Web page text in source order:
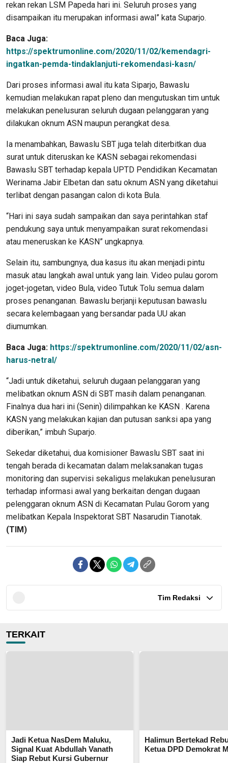
rekan rekan LSM Papeda hari ini. Seluruh proses yang
disampaikan itu merupakan informasi awal” kata Suparjo.
Baca Juga:
https://spektrumonline.com/2020/11/02/kemendagri-
ingatkan-pemda-tindaklanjuti-rekomendasi-kasn/
Dari proses informasi awal itu kata Siparjo, Bawaslu
kemudian melakukan rapat pleno dan mengutuskan tim untuk
melakukan penelusuran seluruh dugaan pelanggaran yang
dilakukan oknum ASN maupun perangkat desa.
Ia menambahkan, Bawaslu SBT juga telah diterbitkan dua
surat untuk diteruskan ke KASN sebagai rekomendasi
Bawaslu SBT terhadap kepala UPTD Pendidikan Kecamatan
Werinama Jabir Elbetan dan satu oknum ASN yang diketahui
terlibat dengan pasangan calon di kota Bula.
“Hari ini saya sudah sampaikan dan saya perintahkan staf
pendukung saya untuk menyampaikan surat rekomendasi
atau meneruskan ke KASN” ungkapnya.
Selain itu, sambungnya, dua kasus itu akan menjadi pintu
masuk atau langkah awal untuk yang lain. Video pulau gorom
joget-jogetan, video Bula, video Tutuk Tolu semua dalam
proses penanganan. Bawaslu berjanji keputusan bawaslu
secara kelembagaan yang bersandar pada UU akan
diumumkan.
Baca Juga: https://spektrumonline.com/2020/11/02/asn-
harus-netral/
“Jadi untuk diketahui, seluruh dugaan pelanggaran yang
melibatkan oknum ASN di SBT masih dalam penanganan.
Finalnya dua hari ini (Senin) dilimpahkan ke KASN . Karena
KASN yang melakukan kajian dan putusan sanksi apa yang
diberikan,” imbuh Suparjo.
Sekedar diketahui, dua komisioner Bawaslu SBT saat ini
tengah berada di kecamatan dalam melaksanakan tugas
monitoring dan supervisi sekaligus melakukan penelusuran
terhadap informasi awal yang berkaitan dengan dugaan
pelenggaran oknum ASN di Kecamatan Pulau Gorom yang
melibatkan Kepala Inspektorat SBT Nasarudin Tianotak.
(TIM)
Tim Redaksi
TERKAIT
Jadi Ketua NasDem Maluku,
Signal Kuat Abdullah Vanath
Siap Rebut Kursi Gubernur
Halimun Bertekad
Ketua DPD Demokrat